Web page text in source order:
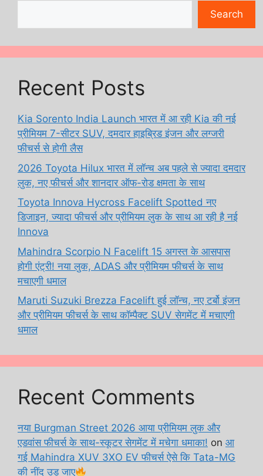
Search
Recent Posts
Kia Sorento India Launch भारत में आ रही Kia की नई
प्रीमियम 7-सीटर SUV, दमदार हाइब्रिड इंजन और लग्जरी
फीचर्स से होगी लैस
2026 Toyota Hilux भारत में लॉन्च अब पहले से ज्यादा दमदार
लुक, नए फीचर्स और शानदार ऑफ-रोड क्षमता के साथ
Toyota Innova Hycross Facelift Spotted नए
डिजाइन, ज्यादा फीचर्स और प्रीमियम लुक के साथ आ रही है नई
Innova
Mahindra Scorpio N Facelift 15 अगस्त के आसपास
होगी एंट्री! नया लुक, ADAS और प्रीमियम फीचर्स के साथ
मचाएगी धमाल
Maruti Suzuki Brezza Facelift हुई लॉन्च, नए टर्बो इंजन
और प्रीमियम फीचर्स के साथ कॉम्पैक्ट SUV सेगमेंट में मचाएगी
धमाल
Recent Comments
नया Burgman Street 2026 आया प्रीमियम लुक और
एडवांस फीचर्स के साथ-स्कूटर सेगमेंट में मचेगा धमाका! on आ
गई Mahindra XUV 3XO EV फीचर्स ऐसे कि Tata-MG
की नींद उड़ जाए